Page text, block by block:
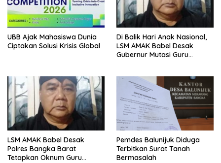
UBB Ajak Mahasiswa Dunia
Ciptakan Solusi Krisis Global
Di Balik Hari Anak Nasional,
LSM AMAK Babel Desak
Gubernur Mutasi Guru
Belitung
LSM AMAK Babel Desak
Polres Bangka Barat
Tetapkan Oknum Guru
Pemdes Balunijuk Diduga
Terbitkan Surat Tanah
Bermasalah